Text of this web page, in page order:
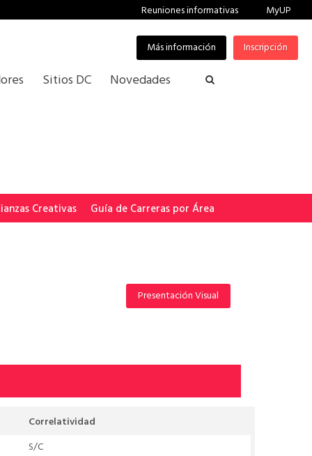
Reuniones informativas MyUP
Inscripción
Más información
Sitios DC Novedades
Creativas Guía de Carreras por Área
Presentación Visual
Correlatividad
S/C